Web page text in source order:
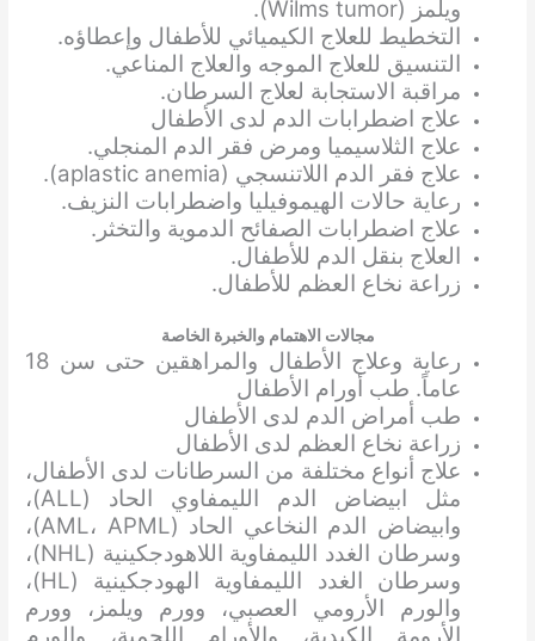
ويلمز (Wilms tumor).
التخطيط للعلاج الكيميائي للأطفال وإعطاؤه.
التنسيق للعلاج الموجه والعلاج المناعي.
مراقبة الاستجابة لعلاج السرطان.
علاج اضطرابات الدم لدى الأطفال
علاج الثلاسيميا ومرض فقر الدم المنجلي.
علاج فقر الدم اللاتنسجي (aplastic anemia).
رعاية حالات الهيموفيليا واضطرابات النزيف.
علاج اضطرابات الصفائح الدموية والتخثر.
العلاج بنقل الدم للأطفال.
زراعة نخاع العظم للأطفال.
مجالات الاهتمام والخبرة الخاصة
رعاية وعلاج الأطفال والمراهقين حتى سن 18
عاماً. طب أورام الأطفال
طب أمراض الدم لدى الأطفال
زراعة نخاع العظم لدى الأطفال
علاج أنواع مختلفة من السرطانات لدى الأطفال،
مثل ابيضاض الدم الليمفاوي الحاد (ALL)،
وابيضاض الدم النخاعي الحاد (AML، APML)،
وسرطان الغدد الليمفاوية اللاهودجكينية (NHL)،
وسرطان الغدد الليمفاوية الهودجكينية (HL)،
والورم الأرومي العصبي، وورم ويلمز، وورم